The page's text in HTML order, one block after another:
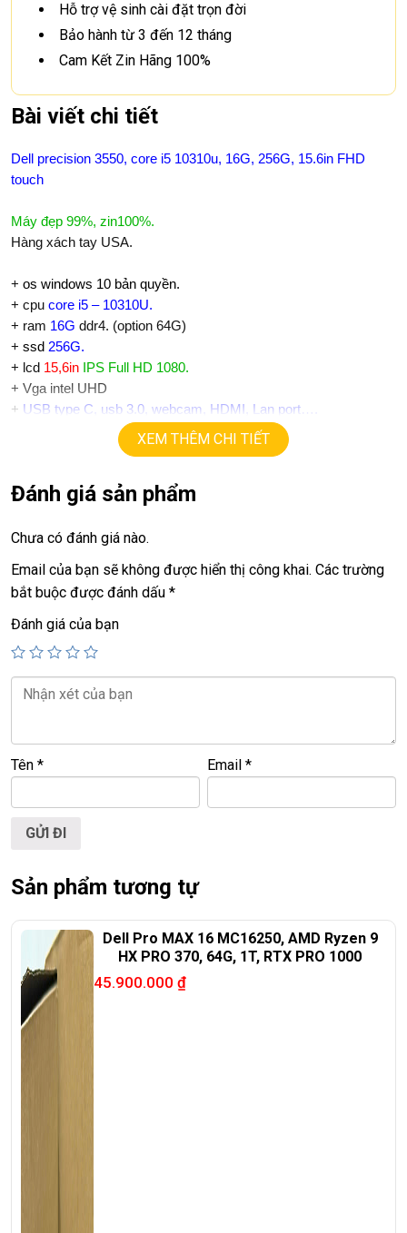
Hỗ trợ vệ sinh cài đặt trọn đời
Bảo hành từ 3 đến 12 tháng
Cam Kết Zin Hãng 100%
Bài viết chi tiết
Dell precision 3550, core i5 10310u, 16G, 256G, 15.6in FHD
touch
Máy đẹp 99%, zin100%.
Hàng xách tay USA.
+ os windows 10 bản quyền.
+ cpu core i5 – 10310U.
+ ram 16G ddr4. (option 64G)
+ ssd 256G.
+ lcd 15,6in
IPS Full HD 1080.
+ Vga intel UHD
+ USB type C, usb 3.0, webcam, HDMI, Lan port….
+ phím chiclet, full phím số.
Giá :8.9tr
💻LAPTOP TRIỀU PHÁT • UY TÍN • CHẤT LƯỢNG • GIÁ TỐT
📞Hotline / Zalo:0939.008.008 – 0938.078.389
📍Địa chỉ:60/26 Đồng Đen, P. Tân Bình, TP.HCM
🌐Website: https://laptoptrieuphat.com
ất c ả n ph ẩ m t
XEM THÊM CHI TIẾT
Đánh giá sản phẩm
Chưa có đánh giá nào.
Email của bạn sẽ không được hiển thị công khai. Các trường
bắt buộc được đánh dấu *
Đánh giá của bạn
Tên * Email*
Sản phẩm tương tự
Dell Pro MAX 16 MC16250, AMD Ryzen 9
HX PRO 370, 64G, 1T, RTX PRO 1000
45.900.000 ₫